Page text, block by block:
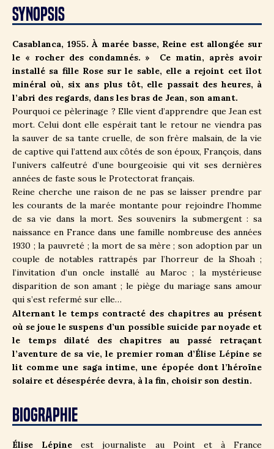
SYNOPSIS
Casablanca, 1955. À marée basse, Reine est allongée sur
le « rocher des condamnés. » Ce matin, après avoir
installé sa fille Rose sur le sable, elle a rejoint cet îlot
minéral où, six ans plus tôt, elle passait des heures, à
l’abri des regards, dans les bras de Jean, son amant.
Pourquoi ce pèlerinage ? Elle vient d’apprendre que Jean est
mort. Celui dont elle espérait tant le retour ne viendra pas
la sauver de sa tante cruelle, de son frère malsain, de la vie
de captive qui l’attend aux côtés de son époux, François, dans
l’univers calfeutré d’une bourgeoisie qui vit ses dernières
années de faste sous le Protectorat français.
Reine cherche une raison de ne pas se laisser prendre par
les courants de la marée montante pour rejoindre l’homme
de sa vie dans la mort. Ses souvenirs la submergent : sa
naissance en France dans une famille nombreuse des années
1930 ; la pauvreté ; la mort de sa mère ; son adoption par un
couple de notables rattrapés par l’horreur de la Shoah ;
l’invitation d’un oncle installé au Maroc ; la mystérieuse
disparition de son amant ; le piège du mariage sans amour
qui s’est refermé sur elle…
Alternant le temps contracté des chapitres au présent
où se joue le suspens d’un possible suicide par noyade et
le temps dilaté des chapitres au passé retraçant
l’aventure de sa vie, le premier roman d’Élise Lépine se
lit comme une saga intime, une épopée dont l’héroïne
solaire et désespérée devra, à la fin, choisir son destin.
BIOGRAPHIE
Élise Lépineest journaliste au Point et à France